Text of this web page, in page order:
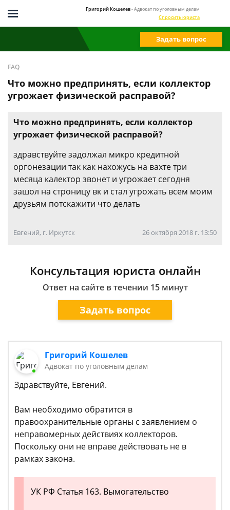
Григорий Кошелев- Адвокат по уголовным делам
Спросить юриста
Задать вопрос
FAQ
Что можно предпринять, если коллектор
угрожает физической расправой?
Что можно предпринять, если коллектор
угрожает физической расправой?
здравствуйте задолжал микро кредитной
оргонезации так как нахожусь на вахте три
месяца калектор звонет и угрожает сегодня
зашол на строницу вк и стал угрожать всем моим
друзьям потскажити что делать
Евгений, г. Иркутск 26 октября 2018 г. 13:50
Консультация юриста онлайн
Ответ на сайте в течении 15 минут
Задать вопрос
Григорий Кошелев
Адвокат по уголовным делам
Здравствуйте, Евгений.
Вам необходимо обратится в
правоохранительные органы с заявлением о
неправомерных действиях коллекторов.
Поскольку они не вправе действовать не в
рамках закона.
УК РФ Статья 163. Вымогательство